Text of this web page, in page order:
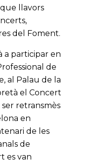
llavors
del Foment.
a participar en
de
al Palau de la
el Concert
retransmès
en
de les
de
es van